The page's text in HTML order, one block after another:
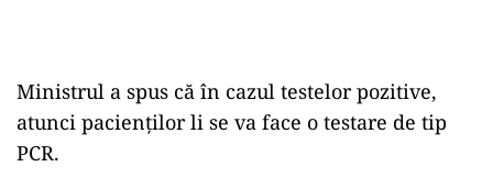
Ministrul a spus că în cazul testelor pozitive,
atunci pacienților li se va face o testare de tip
PCR.